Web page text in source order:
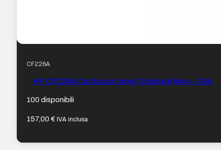
CF226A
HP CF226A Cartuccia toner Originale Nero – 26A
100 disponibili
157,00€ IVA inclusa